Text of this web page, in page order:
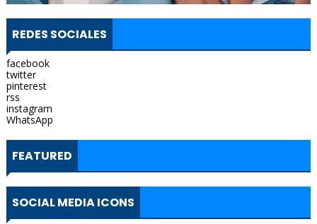
REDES SOCIALES
facebook
twitter
pinterest
rss
instagram
WhatsApp
FEATURED
SOCIAL MEDIA ICONS